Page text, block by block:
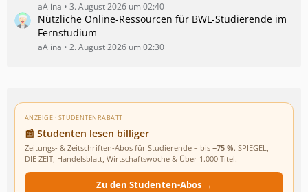
aAlina 3. August 2026 um 02:40
Nützliche Online-Ressourcen für BWL-Studierende im
Fernstudium
aAlina 2. August 2026 um 02:30
ANZEIGE · STUDENTENRABATT
📰 Studenten lesen billiger
Zeitungs- & Zeitschriften-Abos für Studierende – bis −75 %. SPIEGEL,
DIE ZEIT, Handelsblatt, Wirtschaftswoche & Über 1.000 Titel.
Zu den Studenten-Abos →